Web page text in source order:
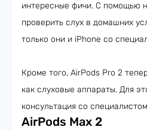
интересные фичи. С помощью
проверить слух в домашних
только они и iPhone со
Кроме того, AirPods Pro 2
как слуховые аппараты. Для
консультация со
AirPods Max 2